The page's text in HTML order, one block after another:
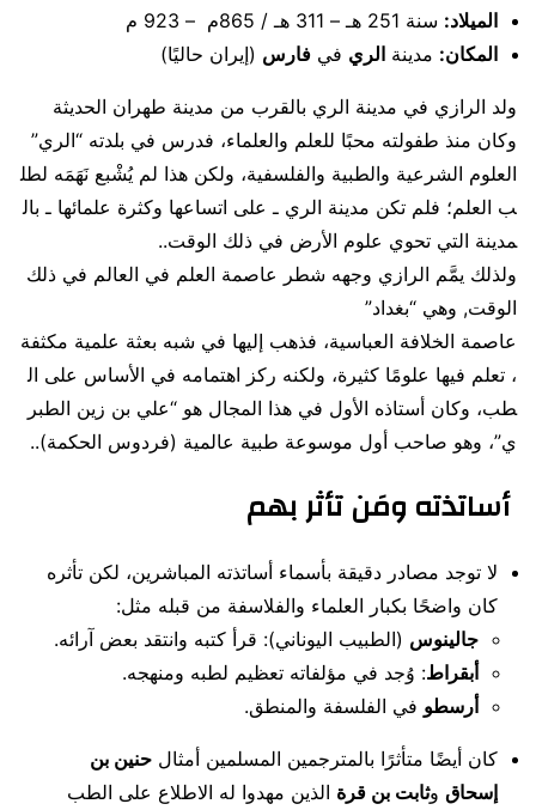
الميلاد: سنة 251 هـ – 311 هـ / 865م – 923 م
المكان: مدينة الري في فارس (إيران حاليًا)
ولد الرازي في مدينة الري بالقرب من مدينة طهران الحديثة
وكان منذ طفولته محبًا للعلم والعلماء، فدرس في بلدته “الري”
العلوم الشرعية والطبية والفلسفية، ولكن هذا لم يُشْبع نَهَمَه لطل
ب العلم؛ فلم تكن مدينة الري ـ على اتساعها وكثرة علمائها ـ بال
مدينة التي تحوي علوم الأرض في ذلك الوقت..
ولذلك يمَّم الرازي وجهه شطر عاصمة العلم في العالم في ذلك
الوقت, وهي “بغداد”
عاصمة الخلافة العباسية، فذهب إليها في شبه بعثة علمية مكثفة
، تعلم فيها علومًا كثيرة، ولكنه ركز اهتمامه في الأساس على ال
طب، وكان أستاذه الأول في هذا المجال هو “علي بن زين الطبر
ي”، وهو صاحب أول موسوعة طبية عالمية (فردوس الحكمة)..
أساتذته ومَن تأثر بهم
لا توجد مصادر دقيقة بأسماء أساتذته المباشرين، لكن تأثره
كان واضحًا بكبار العلماء والفلاسفة من قبله مثل:
جالينوس (الطبيب اليوناني): قرأ كتبه وانتقد بعض آرائه.
أبقراط: وُجد في مؤلفاته تعظيم لطبه ومنهجه.
أرسطو في الفلسفة والمنطق.
كان أيضًا متأثرًا بالمترجمين المسلمين أمثال حنين بن
إسحاق وثابت بن قرة الذين مهدوا له الاطلاع على الطب